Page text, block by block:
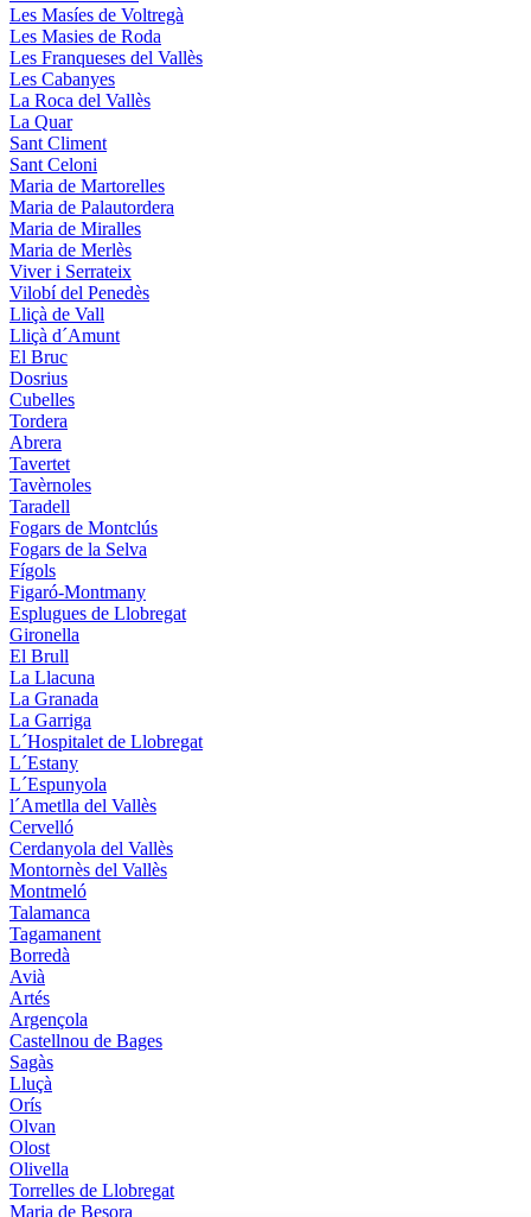
Les Masíes de Voltregà
Les Masies de Roda
Les Franqueses del Vallès
Les Cabanyes
La Roca del Vallès
La Quar
Sant Climent
Sant Celoni
Maria de Martorelles
Maria de Palautordera
Maria de Miralles
Maria de Merlès
Viver i Serrateix
Vilobí del Penedès
Lliçà de Vall
Lliçà d´Amunt
El Bruc
Dosrius
Cubelles
Tordera
Abrera
Tavertet
Tavèrnoles
Taradell
Fogars de Montclús
Fogars de la Selva
Fígols
Figaró-Montmany
Esplugues de Llobregat
Gironella
El Brull
La Llacuna
La Granada
La Garriga
L´Hospitalet de Llobregat
L´Estany
L´Espunyola
l´Ametlla del Vallès
Cervelló
Cerdanyola del Vallès
Montornès del Vallès
Montmeló
Talamanca
Tagamanent
Borredà
Avià
Artés
Argençola
Castellnou de Bages
Sagàs
Lluçà
Orís
Olvan
Olost
Olivella
Torrelles de Llobregat
Maria de Besora